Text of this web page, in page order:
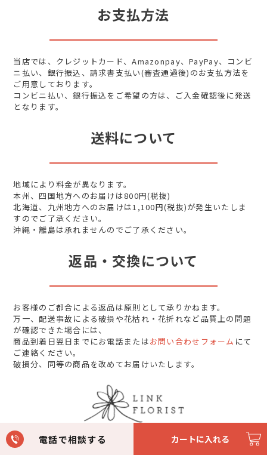
電話で相談する カートに入れる
お支払方法
当店では、クレジットカード、Amazonpay、PayPay、コンビ
ニ払い、銀行振込、請求書支払い(審査通過後)のお支払方法を
ご用意しております。
コンビニ払い、銀行振込をご希望の方は、ご入金確認後に発送
となります。
送料について
地域により料金が異なります。
本州、四国地方へのお届けは800円(税抜)
北海道、九州地方へのお届けは1,100円(税抜)が発生いたしま
すのでご了承ください。
沖縄・離島は承れませんのでご了承ください。
返品・交換について
お客様のご都合による返品は原則として承りかねます。
万一、配送事故による破損や花枯れ・花折れなど品質上の問題
が確認できた場合には、
商品到着日翌日までにお電話またはお問い合わせフォーム にて
ご連絡ください。
破損分、同等の商品を改めてお届けいたします。